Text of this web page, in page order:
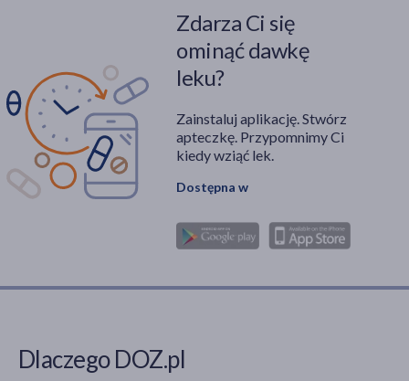
Zdarza Ci się
ominąć dawkę
leku?
Zainstaluj aplikację. Stwórz
apteczkę. Przypomnimy Ci
kiedy wziąć lek.
Dostępna w
Dlaczego DOZ.pl